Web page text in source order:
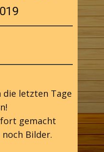
letzten Tage
gemacht
Bilder.